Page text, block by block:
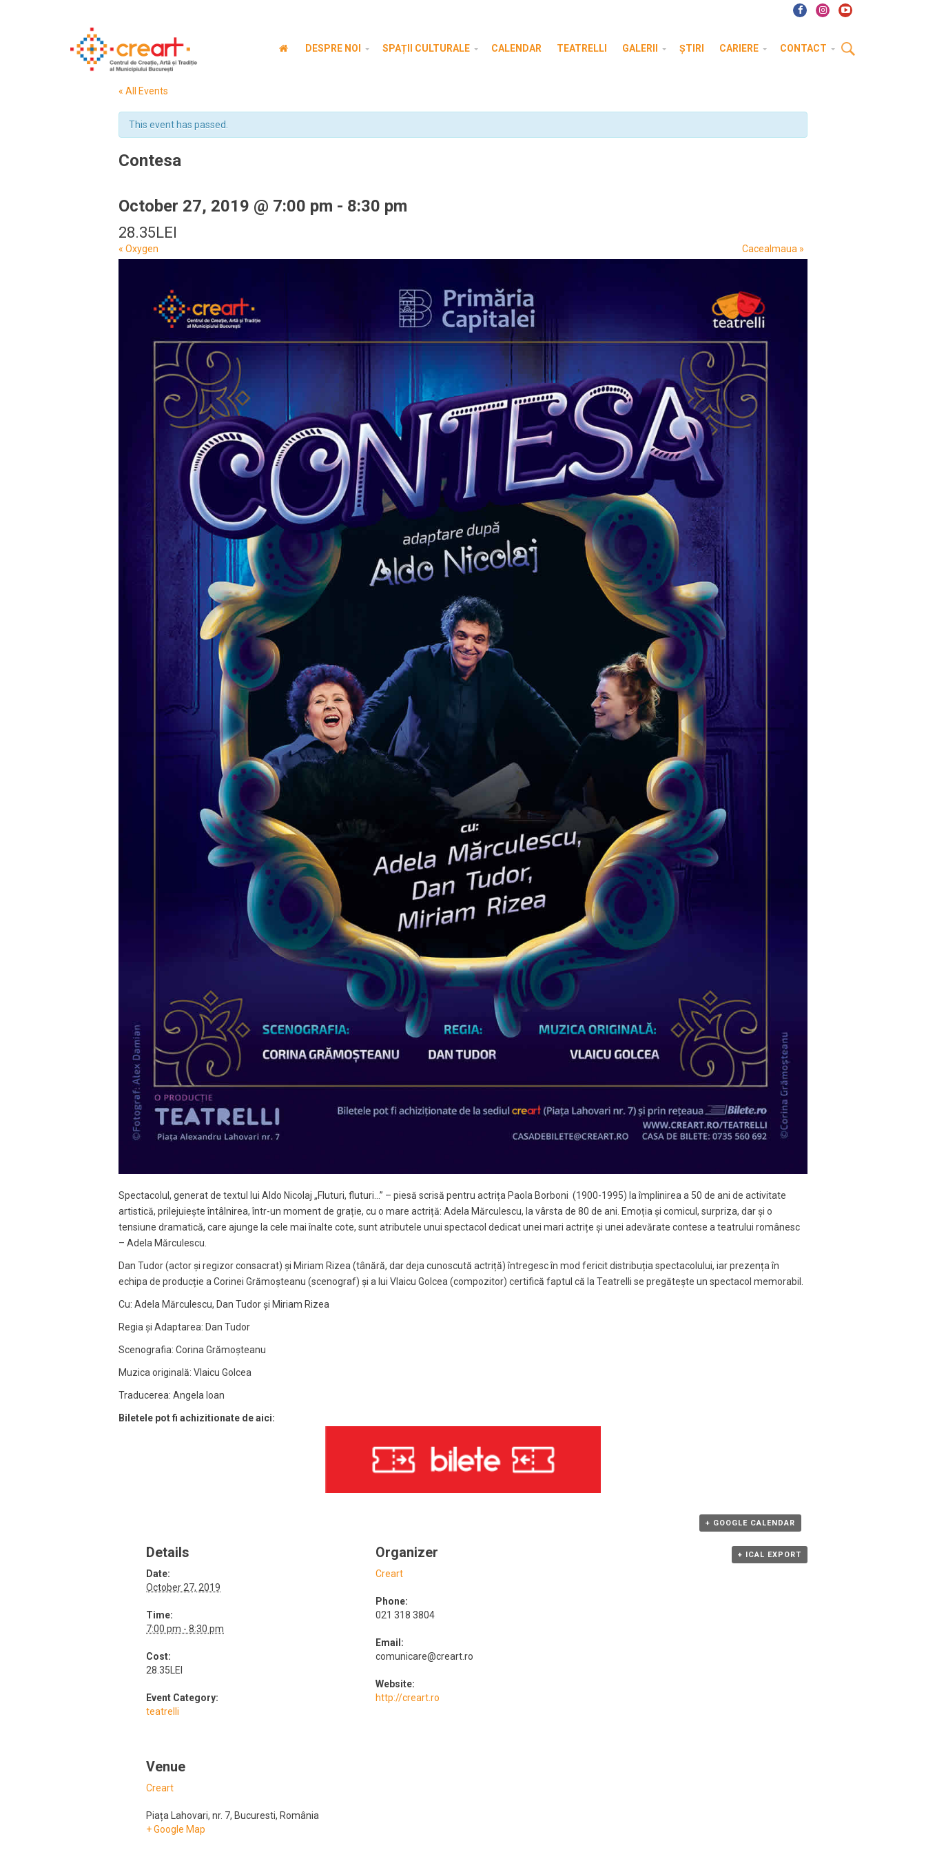
DESPRE NOI SPAȚII CULTURALE CALENDAR TEATRELLI GALERII ȘTIRI CARIERE CONTACT
« All Events
This event has passed.
Contesa
October 27, 2019 @ 7:00 pm - 8:30 pm
28.35LEI
Event
« Oxygen Cacealmaua »
Spectacolul, generat de textul lui Aldo Nicolaj „Fluturi, fluturi…” – piesă scrisă pentru actrița Paola Borboni (1900-1995) la împlinirea a 50 de ani de activitate
artistică, prilejuiește întâlnirea, într-un moment de grație, cu o mare actriță: Adela Mărculescu, la vârsta de 80 de ani. Emoția și comicul, surpriza, dar și o
tensiune dramatică, care ajunge la cele mai înalte cote, sunt atributele unui spectacol dedicat unei mari actrițe și unei adevărate contese a teatrului românesc
– Adela Mărculescu.
Dan Tudor (actor și regizor consacrat) și Miriam Rizea (tânără, dar deja cunoscută actriță) întregesc în mod fericit distribuția spectacolului, iar prezența în
echipa de producție a Corinei Grămoșteanu (scenograf) și a lui Vlaicu Golcea (compozitor) certifică faptul că la Teatrelli se pregătește un spectacol memorabil.
Cu: Adela Mărculescu, Dan Tudor și Miriam Rizea
Regia și Adaptarea: Dan Tudor
Scenografia: Corina Grămoșteanu
Muzica originală: Vlaicu Golcea
Traducerea: Angela Ioan
Biletele pot fi achizitionate de aici:
+ GOOGLE CALENDAR
+ ICAL EXPORT
Details
Date:
October 27, 2019
Time:
7:00 pm - 8:30 pm
Cost:
28.35LEI
Event Category:
teatrelli
Organizer
Creart
Phone:
021 318 3804
Email:
comunicare@creart.ro
Website:
http://creart.ro
Venue
Creart
Piața Lahovari, nr. 7, Bucuresti, România
+ Google Map